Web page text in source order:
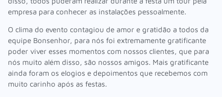
empresa para conhecer as instalações pessoalmente.
O clima do evento contagiou de amor e gratidão a todos da
equipe Bonsenhor, para nós foi extremamente gratificante
poder viver esses momentos com nossos clientes, que para
nós muito além disso, são nossos amigos. Mais gratificante
ainda foram os elogios e depoimentos que recebemos com
muito carinho após as festas.